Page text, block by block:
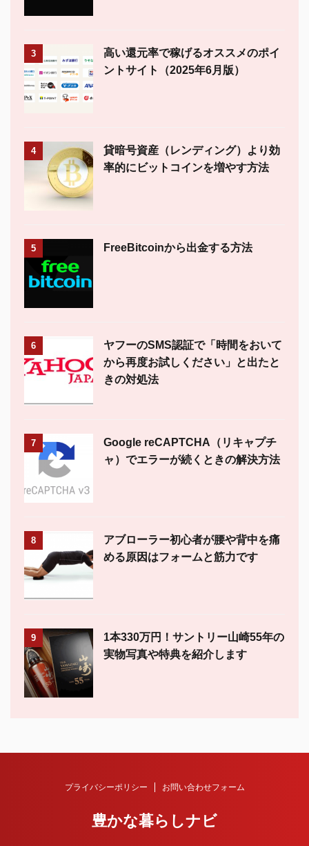
3
高い還元率で稼げるオススメのポイ
ントサイト（2025年6月版）
4
貸暗号資産（レンディング）より効
率的にビットコインを増やす方法
5 FreeBitcoinから出金する方法
6
ヤフーのSMS認証で「時間をおいて
から再度お試しください」と出たと
きの対処法
7
Google reCAPTCHA（リキャプチ
ャ）でエラーが続くときの解決方法
8
アブローラー初心者が腰や背中を痛
める原因はフォームと筋力です
9
1本330万円！サントリー山崎55年の
実物写真や特典を紹介します
プライバシーポリシー お問い合わせフォーム
豊かな暮らしナビ